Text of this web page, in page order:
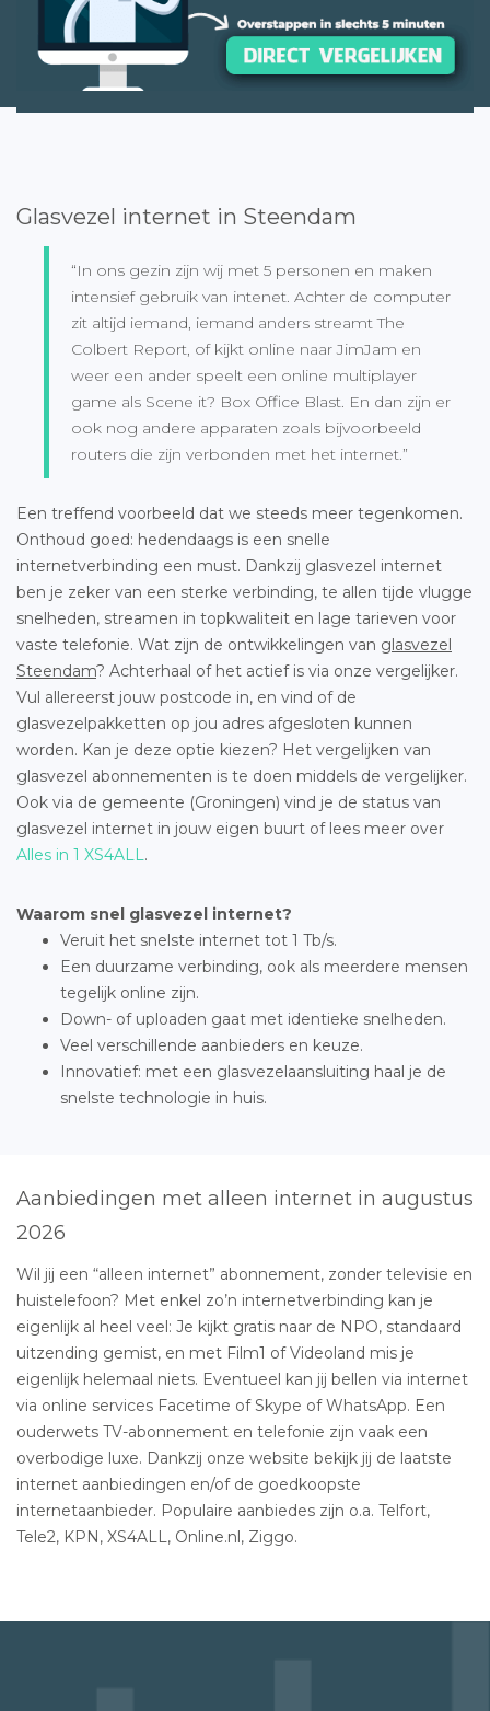
Glasvezel internet in Steendam
“In ons gezin zijn wij met 5 personen en maken
intensief gebruik van intenet. Achter de computer
zit altijd iemand, iemand anders streamt The
Colbert Report, of kijkt online naar JimJam en
weer een ander speelt een online multiplayer
game als Scene it? Box Office Blast. En dan zijn er
ook nog andere apparaten zoals bijvoorbeeld
routers die zijn verbonden met het internet.”
Een treffend voorbeeld dat we steeds meer tegenkomen.
Onthoud goed: hedendaags is een snelle
internetverbinding een must. Dankzij glasvezel internet
ben je zeker van een sterke verbinding, te allen tijde vlugge
snelheden, streamen in topkwaliteit en lage tarieven voor
vaste telefonie. Wat zijn de ontwikkelingen van glasvezel
Steendam? Achterhaal of het actief is via onze vergelijker.
Vul allereerst jouw postcode in, en vind of de
glasvezelpakketten op jou adres afgesloten kunnen
worden. Kan je deze optie kiezen? Het vergelijken van
glasvezel abonnementen is te doen middels de vergelijker.
Ook via de gemeente (Groningen) vind je de status van
glasvezel internet in jouw eigen buurt of lees meer over
Alles in 1 XS4ALL.
Waarom snel glasvezel internet?
Veruit het snelste internet tot 1 Tb/s.
Een duurzame verbinding, ook als meerdere mensen
tegelijk online zijn.
Down- of uploaden gaat met identieke snelheden.
Veel verschillende aanbieders en keuze.
Innovatief: met een glasvezelaansluiting haal je de
snelste technologie in huis.
Aanbiedingen met alleen internet in augustus
2026
Wil jij een “alleen internet” abonnement, zonder televisie en
huistelefoon? Met enkel zo’n internetverbinding kan je
eigenlijk al heel veel: Je kijkt gratis naar de NPO, standaard
uitzending gemist, en met Film1 of Videoland mis je
eigenlijk helemaal niets. Eventueel kan jij bellen via internet
via online services Facetime of Skype of WhatsApp. Een
ouderwets TV-abonnement en telefonie zijn vaak een
overbodige luxe. Dankzij onze website bekijk jij de laatste
internet aanbiedingen en/of de goedkoopste
internetaanbieder. Populaire aanbiedes zijn o.a. Telfort,
Tele2, KPN, XS4ALL, Online.nl, Ziggo.